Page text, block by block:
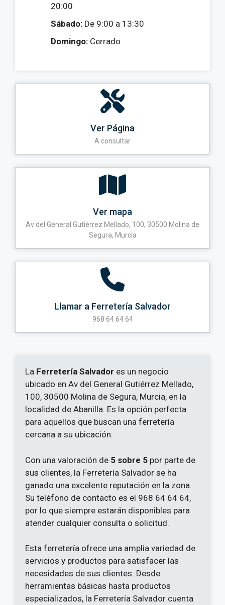
20:00
Sábado: De 9:00 a 13:30
Domingo: Cerrado
Ver Página
A consultar
Ver mapa
Av del General Gutiérrez Mellado, 100, 30500 Molina de
Segura, Murcia
Llamar a Ferretería Salvador
968 64 64 64
La Ferretería Salvador es un negocio
ubicado en Av del General Gutiérrez Mellado,
100, 30500 Molina de Segura, Murcia, en la
localidad de Abanilla. Es la opción perfecta
para aquellos que buscan una ferretería
cercana a su ubicación.
Con una valoración de 5 sobre 5 por parte de
sus clientes, la Ferretería Salvador se ha
ganado una excelente reputación en la zona.
Su teléfono de contacto es el 968 64 64 64,
por lo que siempre estarán disponibles para
atender cualquier consulta o solicitud.
Esta ferretería ofrece una amplia variedad de
servicios y productos para satisfacer las
necesidades de sus clientes. Desde
herramientas básicas hasta productos
especializados, la Ferretería Salvador cuenta